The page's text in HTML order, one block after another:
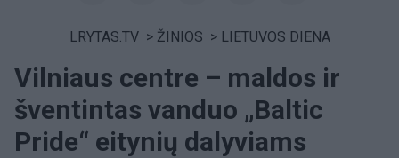
LRYTAS.TV > ŽINIOS > LIETUVOS DIENA
Vilniaus centre – maldos ir
šventintas vanduo „Baltic
Pride“ eitynių dalyviams